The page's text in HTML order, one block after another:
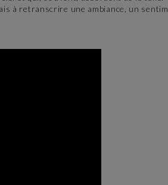
à retranscrire une ambiance, un